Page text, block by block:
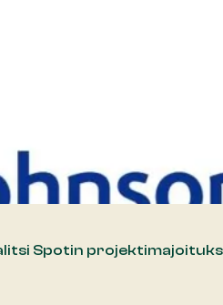
Spotin